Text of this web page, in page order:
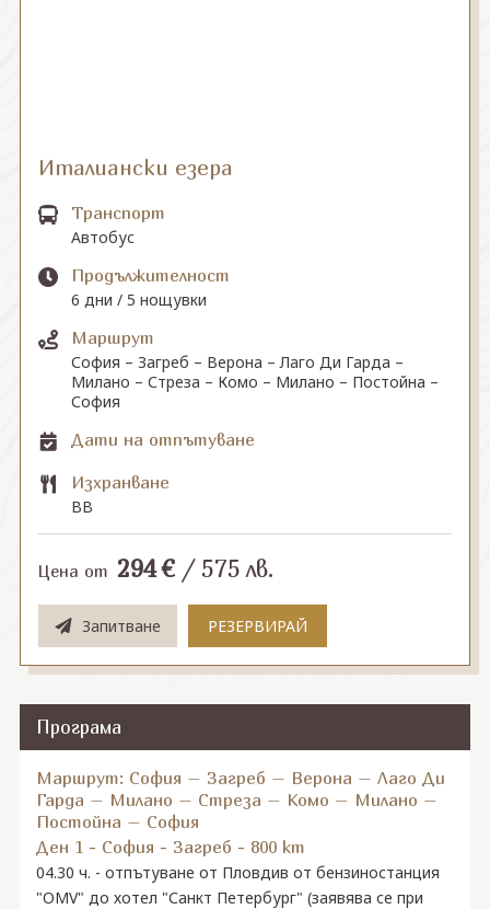
Италиански езера
Транспорт
Автобус
Продължителност
6 дни / 5 нощувки
Маршрут
София – Загреб – Верона – Лаго Ди Гарда –
Милано – Стреза – Комо – Милано – Постойна –
София
Дати на отпътуване
Изхранване
BB
Цена от 294€/ 575 лв.
Запитване РЕЗЕРВИРАЙ
Програма
Маршрут: София – Загреб – Верона – Лаго Ди
Гарда – Милано – Стреза – Комо – Милано –
Постойна – София
Ден 1 - София - Загреб - 800 km
04.30 ч. - отпътуване от Пловдив от бензиностанция
"OMV" до хотел "Санкт Петербург" (заявява се при